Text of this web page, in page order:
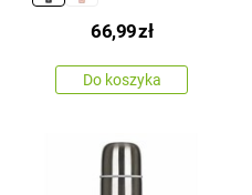
66,99zł
Do koszyka